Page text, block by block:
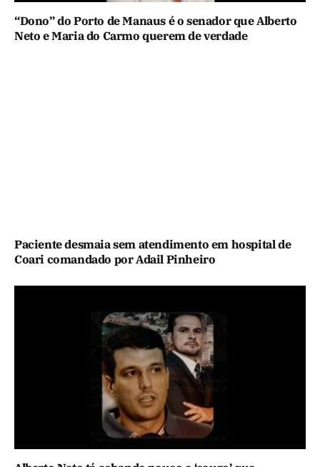
“Dono” do Porto de Manaus é o senador que Alberto
Neto e Maria do Carmo querem de verdade
Paciente desmaia sem atendimento em hospital de
Coari comandado por Adail Pinheiro